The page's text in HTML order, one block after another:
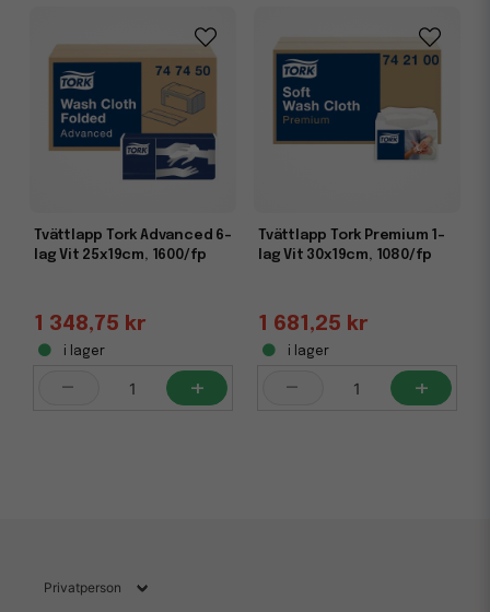
Tvättlapp Tork Advanced 6-
lag Vit 25x19cm, 1600/fp
1 348,75 kr
i lager
- +
Tvättlapp Tork Premium 1-
lag Vit 30x19cm, 1080/fp
1 681,25 kr
i lager
- +